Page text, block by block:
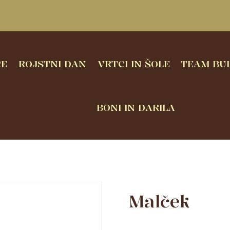
ROJSTNI DAN VRTCI IN ŠOLE TEAM
BONI IN DARILA
Malček